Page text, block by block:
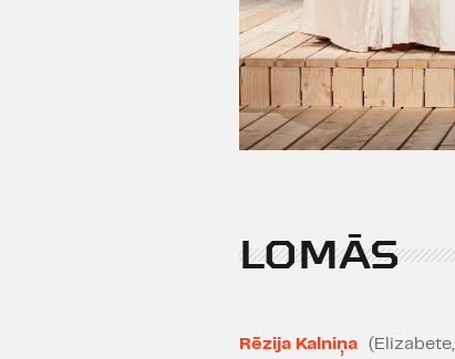
LOMĀS
Rēzija Kalniņa
(Elizabete,